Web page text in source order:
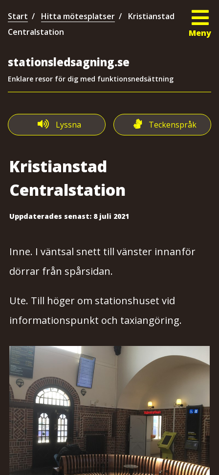
Start Hitta mötesplatser
Kristianstad
Centralstation
stationsledsagning.se
Enklare resor för dig med funktionsnedsättning
Meny
Lyssna Teckenspråk
Kristianstad
Centralstation
Uppdaterades senast: 8 juli 2021
Inne. I väntsal snett till vänster innanför
dörrar från spårsidan.
Ute. Till höger om stationshuset vid
informationspunkt och taxiangöring.